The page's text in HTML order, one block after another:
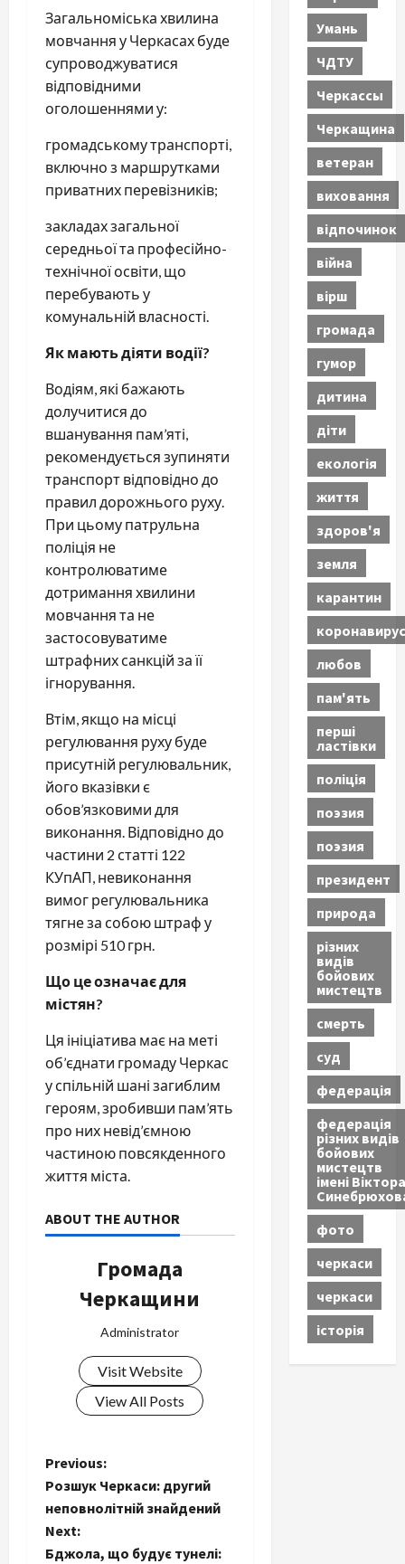
Загальноміська хвилина
мовчання у Черкасах буде
супроводжуватися
відповідними
оголошеннями у:
громадському транспорті,
включно з маршрутками
приватних перевізників;
закладах загальної
середньої та професійно-
технічної освіти, що
перебувають у
комунальній власності.
Як мають діяти водії?
Водіям, які бажають
долучитися до
вшанування пам’яті,
рекомендується зупиняти
транспорт відповідно до
правил дорожнього руху.
При цьому патрульна
поліція не
контролюватиме
дотримання хвилини
мовчання та не
застосовуватиме
штрафних санкцій за її
ігнорування.
Втім, якщо на місці
регулювання руху буде
присутній регулювальник,
його вказівки є
обов’язковими для
виконання. Відповідно до
частини 2 статті 122
КУпАП, невиконання
вимог регулювальника
тягне за собою штраф у
розмірі 510 грн.
Що це означає для
містян?
Ця ініціатива має на меті
об’єднати громаду Черкас
у спільній шані загиблим
героям, зробивши пам’ять
про них невід’ємною
частиною повсякденного
життя міста.
ABOUT THE AUTHOR
Громада
Черкащини
Administrator
Visit Website
View All Posts
P
o
s
Previous:
Розшук Черкаси: другий
неповнолітній знайдений
Next:
Бджола, що будує тунелі:
Умань
ЧДТУ
Черкассы
Черкащина
ветеран
виховання
відпочинок
війна
вірш
громада
гумор
дитина
діти
екологія
життя
здоров'я
земля
карантин
коронавирус
любов
пам'ять
перші
ластівки
поліція
поэзия
поэзия
президент
природа
різних
видів
бойових
мистецтв
смерть
суд
федерація
федерація
різних видів
бойових
мистецтв
імені Віктора
фото
черкаси
черкаси
історія